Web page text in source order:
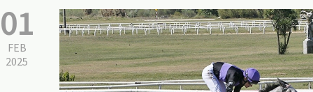
01
FEB
2025